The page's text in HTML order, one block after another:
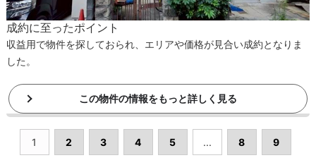
成約に至ったポイント
収益用で物件を探しておられ、エリアや価格が見合い成約となりま
した。
この物件の情報をもっと詳しく見る
1 2 3 4 5 ... 8 9